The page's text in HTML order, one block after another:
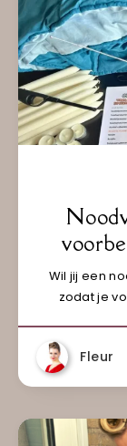
Wil jij een
zodat je
Fleur